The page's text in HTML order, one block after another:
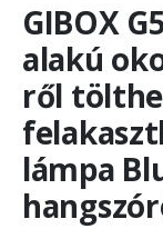
GIBOX
alakú
ről
lámpa